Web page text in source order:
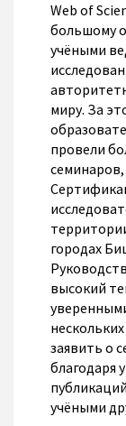
Web of
большому
учёными
миру. За
провели
городах
высокий
заявить о
благодаря
учёными